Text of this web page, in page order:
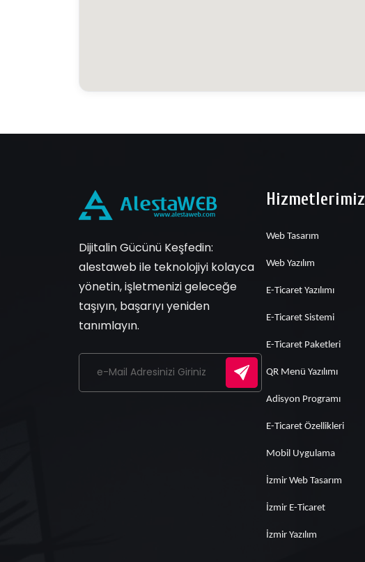
Dijitalin Gücünü Keşfedin:
alestaweb ile teknolojiyi kolayca
yönetin, işletmenizi geleceğe
taşıyın, başarıyı yeniden
tanımlayın.
Hizmetlerimiz
Web Tasarım
Web Yazılım
E-Ticaret Yazılımı
E-Ticaret Sistemi
E-Ticaret Paketleri
QR Menü Yazılımı
Adisyon Programı
E-Ticaret Özellikleri
Mobil Uygulama
İzmir Web Tasarım
İzmir E-Ticaret
İzmir Yazılım